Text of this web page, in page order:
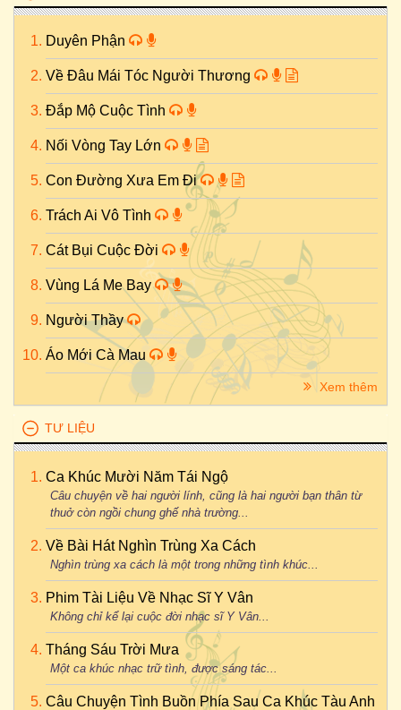
Duyên Phận
Về Đâu Mái Tóc Người Thương
Đắp Mộ Cuộc Tình
Nối Vòng Tay Lớn
Con Đường Xưa Em Đi
Trách Ai Vô Tình
Cát Bụi Cuộc Đời
Vùng Lá Me Bay
Người Thầy
Áo Mới Cà Mau
Xem thêm
TƯ LIỆU
Ca Khúc Mười Năm Tái Ngộ
Câu chuyện về hai người lính, cũng là hai người bạn thân từ
thuở còn ngồi chung ghế nhà trường...
Về Bài Hát Nghìn Trùng Xa Cách
Nghìn trùng xa cách là một trong những tình khúc...
Phim Tài Liệu Về Nhạc Sĩ Y Vân
Không chỉ kể lại cuộc đời nhạc sĩ Y Vân...
Tháng Sáu Trời Mưa
Một ca khúc nhạc trữ tình, được sáng tác...
Câu Chuyện Tình Buồn Phía Sau Ca Khúc Tàu Anh